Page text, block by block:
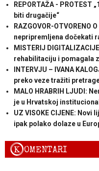
REPORTAŽA - PROTEST
biti drugačije“
RAZGOVOR-OTVORENO
nepripremljena dočekati
MISTERIJ
rehabilitaciju i pomagala
INTERVJU – IVANA
preko veze tražiti
MALO HRABRIH LJUDI:
je u Hrvatskoj
UZ VISOKE CIJENE:
ipak polako dolaze u
KOMENTARI